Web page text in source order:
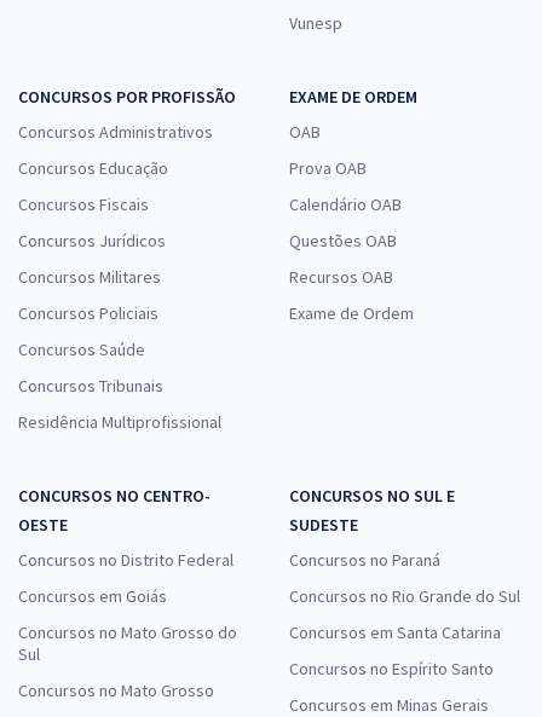
Vunesp
CONCURSOS POR PROFISSÃO
Concursos Administrativos
Concursos Educação
Concursos Fiscais
Concursos Jurídicos
Concursos Militares
Concursos Policiais
Concursos Saúde
Concursos Tribunais
Residência Multiprofissional
EXAME DE ORDEM
OAB
Prova OAB
Calendário OAB
Questões OAB
Recursos OAB
Exame de Ordem
CONCURSOS NO CENTRO-
OESTE
Concursos no Distrito Federal
Concursos em Goiás
Concursos no Mato Grosso do
Sul
Concursos no Mato Grosso
CONCURSOS NO SUL E
SUDESTE
Concursos no Paraná
Concursos no Rio Grande do Sul
Concursos em Santa Catarina
Concursos no Espírito Santo
Concursos em Minas Gerais